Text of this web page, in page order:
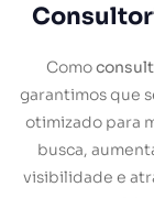
Como
garantimos que
otimizado para
busca,
visibilidade e